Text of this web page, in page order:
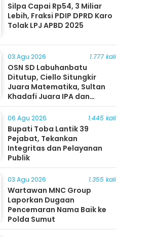
Silpa Capai Rp54, 3 Miliar
Lebih, Fraksi PDIP DPRD Karo
Tolak LPJ APBD 2025
03 Agu 2026 1.777 kali
OSN SD Labuhanbatu
Ditutup, Ciello Situngkir
Juara Matematika, Sultan
Khadafi Juara IPA dan
Timothy Rangkuti Juara IPS
06 Agu 2026 1.445 kali
Bupati Toba Lantik 39
Pejabat, Tekankan
Integritas dan Pelayanan
Publik
03 Agu 2026 1.355 kali
Wartawan MNC Group
Laporkan Dugaan
Pencemaran Nama Baik ke
Polda Sumut